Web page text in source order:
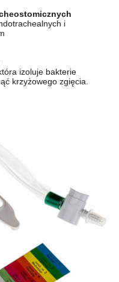
i
izoluje bakterie
krzyżowego zgięcia.